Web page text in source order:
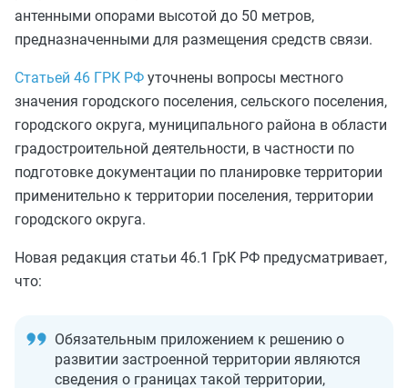
антенными опорами высотой до 50 метров,
предназначенными для размещения средств связи.
Статьей 46 ГРК РФ уточнены вопросы местного
значения городского поселения, сельского поселения,
городского округа, муниципального района в области
градостроительной деятельности, в частности по
подготовке документации по планировке территории
применительно к территории поселения, территории
городского округа.
Новая редакция статьи 46.1 ГрК РФ предусматривает,
что:
Обязательным приложением к решению о
развитии застроенной территории являются
сведения о границах такой территории,